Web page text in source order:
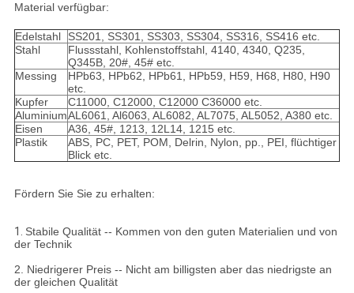
Material verfügbar:
Edelstahl
SS201, SS301, SS303, SS304, SS316, SS416 etc.
Stahl
Flussstahl, Kohlenstoffstahl, 4140, 4340, Q235,
Q345B, 20#, 45# etc.
Messing
HPb63, HPb62, HPb61, HPb59, H59, H68, H80, H90
etc.
Kupfer
C11000, C12000, C12000 C36000 etc.
AluminiumAL6061, Al6063, AL6082, AL7075, AL5052, A380 etc.
Eisen
A36, 45#, 1213, 12L14, 1215 etc.
Plastik
ABS, PC, PET, POM, Delrin, Nylon, pp., PEI, flüchtiger
Blick etc.
Fördern Sie Sie zu erhalten:
1. Stabile Qualität -- Kommen von den guten Materialien und von
der Technik
2. Niedrigerer Preis -- Nicht am billigsten aber das niedrigste an
der gleichen Qualität